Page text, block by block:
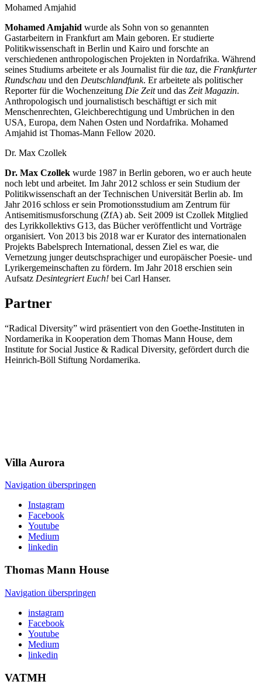
Mohamed Amjahid
Mohamed Amjahid wurde als Sohn von so genannten
Gastarbeitern in Frankfurt am Main geboren. Er studierte
Politikwissenschaft in Berlin und Kairo und forschte an
verschiedenen anthropologischen Projekten in Nordafrika. Während
seines Studiums arbeitete er als Journalist für die taz, die Frankfurter
Rundschau und den Deutschlandfunk. Er arbeitete als politischer
Reporter für die Wochenzeitung Die Zeitund das Zeit Magazin.
Anthropologisch und journalistisch beschäftigt er sich mit
Menschenrechten, Gleichberechtigung und Umbrüchen in den
USA, Europa, dem Nahen Osten und Nordafrika. Mohamed
Amjahid ist Thomas-Mann Fellow 2020.
Dr. Max Czollek
Dr. Max Czollek wurde 1987 in Berlin geboren, wo er auch heute
noch lebt und arbeitet. Im Jahr 2012 schloss er sein Studium der
Politikwissenschaft an der Technischen Universität Berlin ab. Im
Jahr 2016 schloss er sein Promotionsstudium am Zentrum für
Antisemitismusforschung (ZfA) ab. Seit 2009 ist Czollek Mitglied
des Lyrikkollektivs G13, das Bücher veröffentlicht und Vorträge
organisiert. Von 2013 bis 2018 war er Kurator des internationalen
Projekts Babelsprech International, dessen Ziel es war, die
Vernetzung junger deutschsprachiger und europäischer Poesie- und
Lyrikergemeinschaften zu fördern. Im Jahr 2018 erschien sein
Aufsatz Desintegriert Euch! bei Carl Hanser.
Partner
“Radical Diversity” wird präsentiert von den Goethe-Instituten in
Nordamerika in Kooperation dem Thomas Mann House, dem
Institute for Social Justice & Radical Diversity, gefördert durch die
Heinrich-Böll Stiftung Nordamerika.
Villa Aurora
Navigation überspringen
Instagram
Facebook
Youtube
Medium
linkedin
Thomas Mann House
Navigation überspringen
instagram
Facebook
Youtube
Medium
linkedin
VATMH